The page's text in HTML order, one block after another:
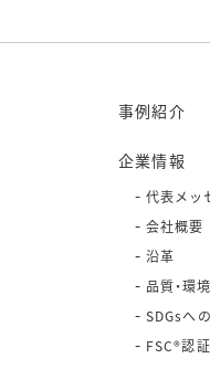
事例紹介
企業情報
代表メッ
会社概要
沿革
品質・環
SDGsへ
FSC®認証